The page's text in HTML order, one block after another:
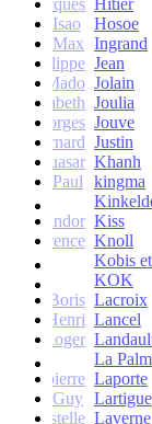
Jacques Hitier
Isao
Hosoe
Max Ingrand
Philippe Jean
Mado Jolain
Elisabeth Joulia
Georges Jouve
Bernard Justin
Quasar Khanh
Paul
kingma
Sandor Kiss
Florence Knoll
Kobis
KOK
Jean-Boris Lacroix
Henri Lancel
Roger
La
Jean-pierre Laporte
Guy Lartigue
et Estelle Laverne